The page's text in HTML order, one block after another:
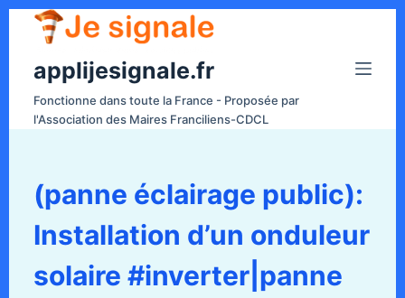
applijesignale.fr
Fonctionne dans toute la France - Proposée par
l'Association des Maires Franciliens-CDCL
(panne éclairage public):
Installation d’un onduleur
solaire #inverter|panne